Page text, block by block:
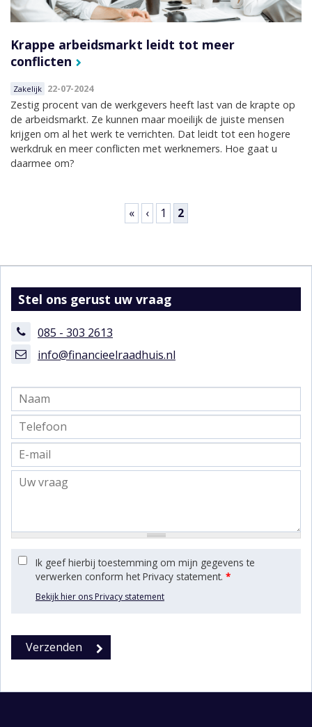
Krappe arbeidsmarkt leidt tot meer
conflicten
Zakelijk 22-07-2024
Zestig procent van de werkgevers heeft last van de krapte op
de arbeidsmarkt. Ze kunnen maar moeilijk de juiste mensen
krijgen om al het werk te verrichten. Dat leidt tot een hogere
werkdruk en meer conflicten met werknemers. Hoe gaat u
daarmee om?
« ‹ 1 2
Stel ons gerust uw vraag
085 - 303 2613
info@financieelraadhuis.nl
Ik geef hierbij toestemming om mijn gegevens te
verwerken conform het Privacy statement. *
Bekijk hier ons Privacy statement